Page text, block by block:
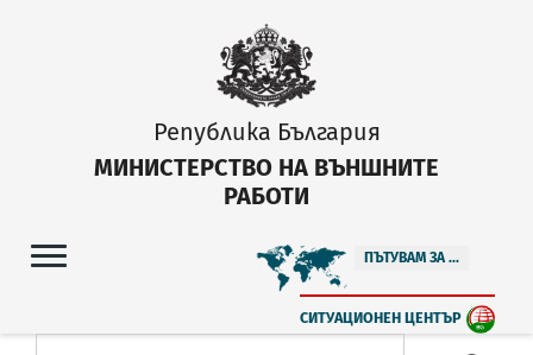
Република България
МИНИСТЕРСТВО НА ВЪНШНИТЕ
РАБОТИ
ПЪТУВАМ ЗА ...
СИТУАЦИОНЕН ЦЕНТЪР